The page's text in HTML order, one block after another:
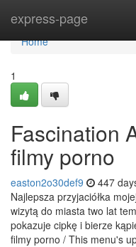
express-page
Home
Home
1
Fascination
filmy porno
easton2o30def9 447
Najlepsza przyjaciółka
wizytą do miasta two lat
pokazuje cipkę i bierze
filmy porno / This menu's